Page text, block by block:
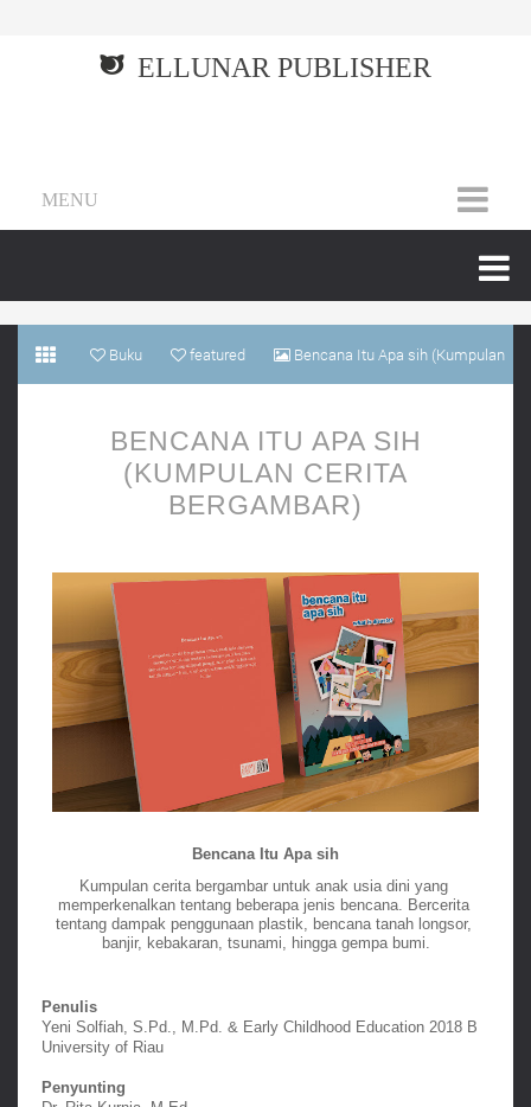
ELLUNAR PUBLISHER
MENU
Buku featured Bencana Itu Apa sih (Kumpulan
BENCANA ITU APA SIH
(KUMPULAN CERITA
BERGAMBAR)
Bencana Itu Apa sih
Kumpulan cerita bergambar untuk anak usia dini yang
memperkenalkan tentang beberapa jenis bencana. Bercerita
tentang dampak penggunaan plastik, bencana tanah longsor,
banjir, kebakaran, tsunami, hingga gempa bumi.
Penulis
Yeni Solfiah, S.Pd., M.Pd. & Early Childhood Education 2018 B
University of Riau
Penyunting